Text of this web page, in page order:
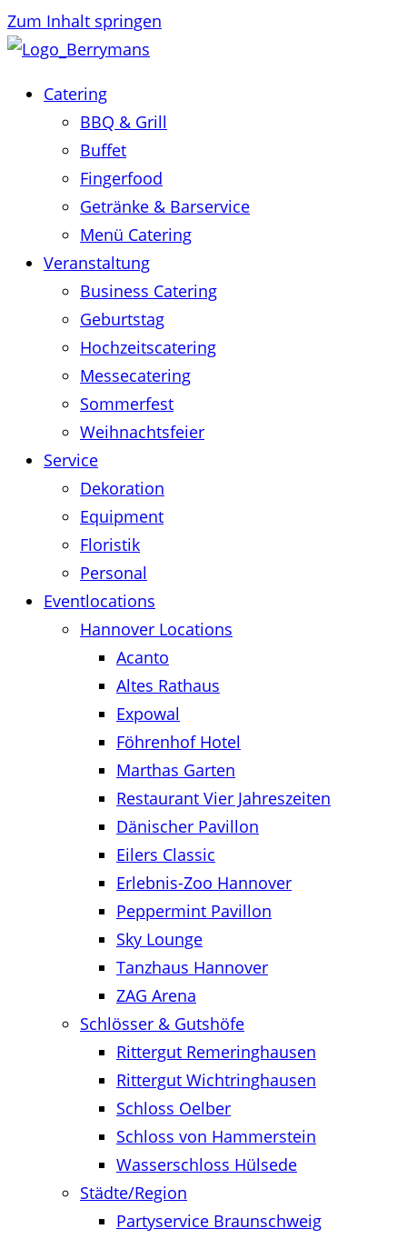
Zum Inhalt springen
Catering
BBQ & Grill
Buffet
Fingerfood
Getränke & Barservice
Menü Catering
Veranstaltung
Business Catering
Geburtstag
Hochzeitscatering
Messecatering
Sommerfest
Weihnachtsfeier
Service
Dekoration
Equipment
Floristik
Personal
Eventlocations
Hannover Locations
Acanto
Altes Rathaus
Expowal
Föhrenhof Hotel
Marthas Garten
Restaurant Vier Jahreszeiten
Dänischer Pavillon
Eilers Classic
Erlebnis-Zoo Hannover
Peppermint Pavillon
Sky Lounge
Tanzhaus Hannover
ZAG Arena
Schlösser & Gutshöfe
Rittergut Remeringhausen
Rittergut Wichtringhausen
Schloss Oelber
Schloss von Hammerstein
Wasserschloss Hülsede
Städte/Region
Partyservice Braunschweig